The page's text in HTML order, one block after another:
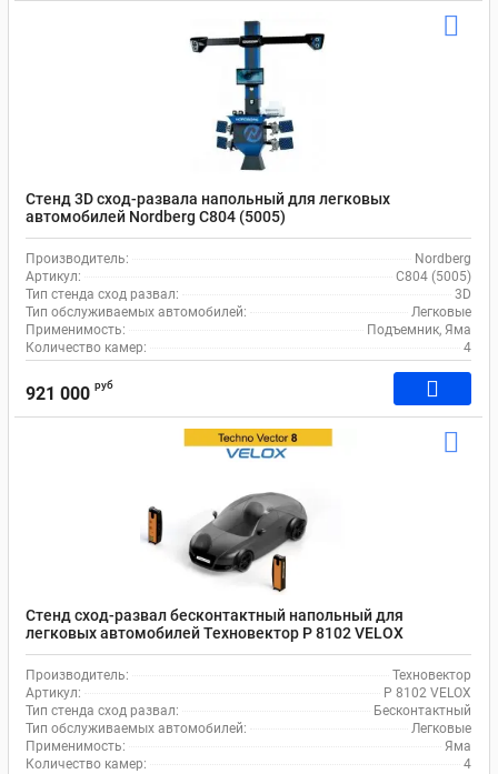
Стенд 3D сход-развала напольный для легковых
автомобилей Nordberg C804 (5005)
Производитель:
Nordberg
Артикул:
C804 (5005)
Тип стенда сход развал:
3D
Тип обслуживаемых автомобилей:
Легковые
Применимость:
Подъемник, Яма
Количество камер:
4
921 000 руб
Стенд сход-развал бесконтактный напольный для
легковых автомобилей Техновектор P 8102 VELOX
Производитель:
Техновектор
Артикул:
P 8102 VELOX
Тип стенда сход развал:
Бесконтактный
Тип обслуживаемых автомобилей:
Легковые
Применимость:
Яма
Количество камер:
4